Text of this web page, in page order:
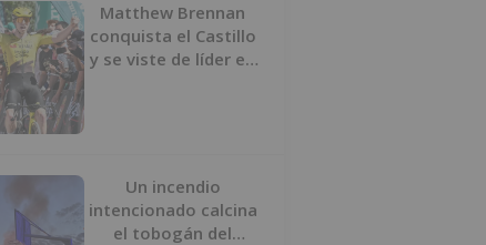
Matthew Brennan
conquista el Castillo
y se viste de líder en
Un incendio
intencionado calcina
el tobogán del